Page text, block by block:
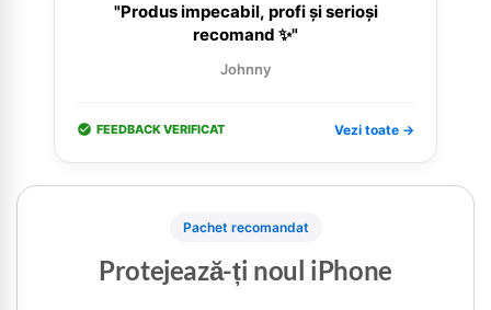
"Produs impecabil, profi și serioși
recomand ✨"
Johnny
FEEDBACK VERIFICAT Vezi toate →
Pachet recomandat
Protejează-ți noul iPhone